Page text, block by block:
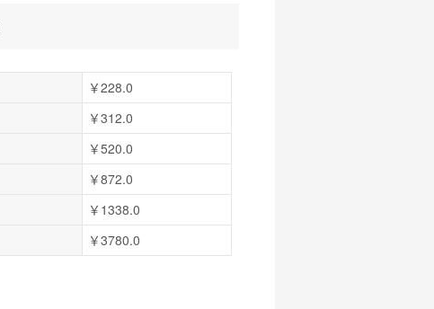
￥228.0
￥312.0
￥520.0
￥872.0
￥1338.0
￥3780.0